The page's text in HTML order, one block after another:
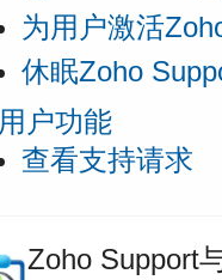
为用户激活
休眠Zoho
用户功能
查看支持请求
Zoho Support